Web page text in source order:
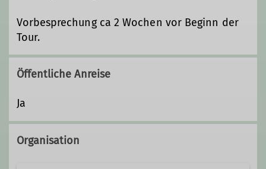
Vorbesprechung ca 2 Wochen vor Beginn der
Tour.
Öffentliche Anreise
Ja
Organisation